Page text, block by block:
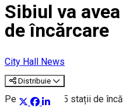
Sibiul va
de încărcare
City Hall News
Distribuie
Pe lângă cele 5 stații de